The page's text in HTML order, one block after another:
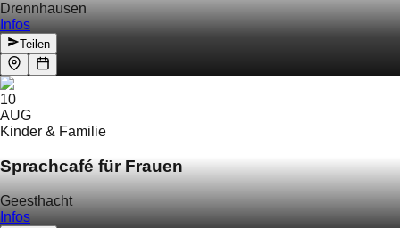
Drennhausen
Infos
Teilen
10
AUG
Kinder & Familie
Sprachcafé für Frauen
Geesthacht
Infos